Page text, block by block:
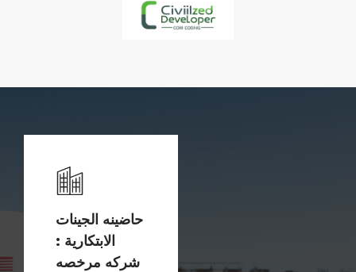
حاضينه الجينات
الابتكارية :
شركه مرخصه